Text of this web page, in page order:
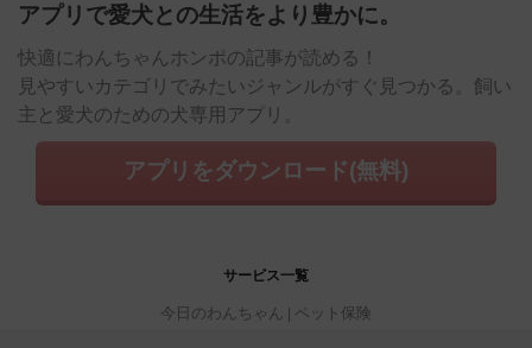
アプリで愛犬との生活をより豊かに。
快適にわんちゃんホンポの記事が読める！
見やすいカテゴリでみたいジャンルがすぐ見つかる。飼い
主と愛犬のための犬専用アプリ。
アプリをダウンロード(無料)
サービス一覧
今日のわんちゃん ペット保険